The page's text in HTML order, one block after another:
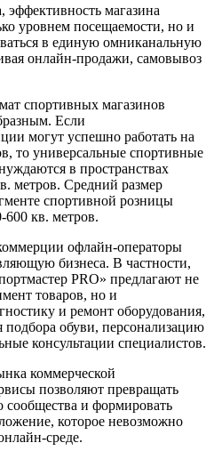
магазина
уровнем посещаемости, но и
в единую омниканальную
онлайн-продажи, самовывоз
спортивных магазинов
Если
могут успешно работать на
то универсальные спортивные
в пространствах
метров. Средний размер
спортивной розницы
600 кв. метров.
офлайн-операторы
бизнеса. В частности,
PRO» предлагают не
товаров, но и
и ремонт оборудования,
подбора обуви, персонализацию
консультации специалистов.
коммерческой
позволяют превращать
сообщества и формировать
которое невозможно
среде.